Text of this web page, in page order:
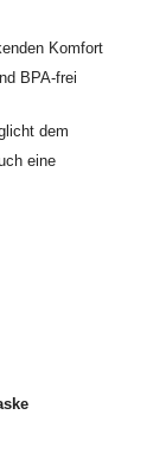
Komfort
BPA-frei
dem
eine